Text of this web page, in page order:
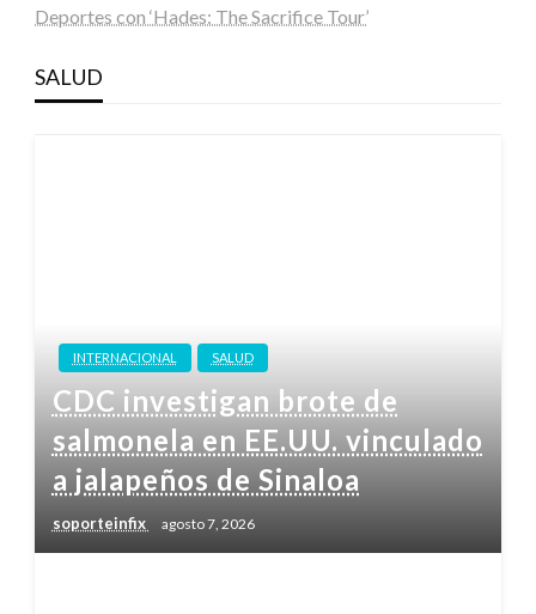
Deportes con ‘Hades: The Sacrifice Tour’
SALUD
INTERNACIONAL SALUD
CDC investigan brote de
salmonela en EE.UU. vinculado
a jalapeños de Sinaloa
soporteinfix agosto 7, 2026